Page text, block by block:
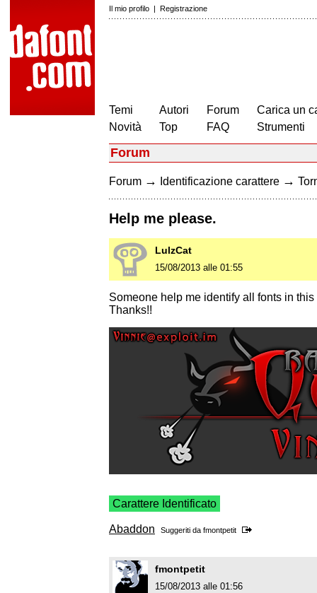
Il mio profilo | Registrazione
Temi
Novità
Autori
Top
Forum
FAQ
Carica un
Strumenti
Forum
Forum → Identificazione carattere →
Help me please.
LulzCat
15/08/2013 alle 01:55
Someone help me identify all fonts in this
Thanks!!
Carattere Identificato
Abaddon Suggeriti da fmontpetit
fmontpetit
15/08/2013 alle 01:56